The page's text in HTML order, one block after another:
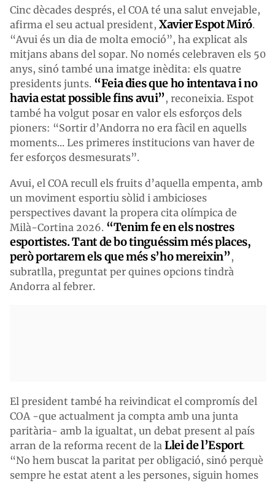
Cinc dècades després, el COA té una salut envejable,
afirma el seu actual president, Xavier Espot Miró.
“Avui és un dia de molta emoció”, ha explicat als
mitjans abans del sopar. No només celebraven els 50
anys, sinó també una imatge inèdita: els quatre
presidents junts. “Feia dies que ho intentava i no
havia estat possible fins avui”, reconeixia. Espot
també ha volgut posar en valor els esforços dels
pioners: “Sortir d’Andorra no era fàcil en aquells
moments... Les primeres institucions van haver de
fer esforços desmesurats”.
Avui, el COA recull els fruits d’aquella empenta, amb
un moviment esportiu sòlid i ambicioses
perspectives davant la propera cita olímpica de
Milà-Cortina 2026. “Tenim fe en els nostres
esportistes. Tant de bo tinguéssim més places,
però portarem els que més s’ho mereixin”,
subratlla, preguntat per quines opcions tindrà
Andorra al febrer.
El president també ha reivindicat el compromís del
COA -que actualment ja compta amb una junta
paritària- amb la igualtat, un debat present al país
arran de la reforma recent de la Llei de l’Esport.
“No hem buscat la paritat per obligació, sinó perquè
sempre he estat atent a les persones, siguin homes